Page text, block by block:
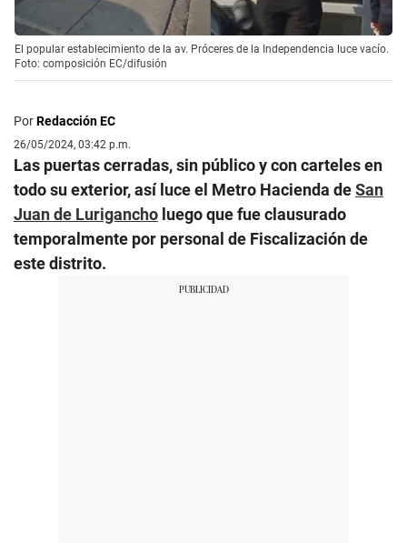
El popular establecimiento de la av. Próceres de la Independencia luce vacío.
Foto: composición EC/difusión
PorRedacción EC
26/05/2024, 03:42 p.m.
Las puertas cerradas, sin público y con carteles en
todo su exterior, así luce el Metro Hacienda deSan
Juan de Lurigancho luego que fue clausurado
temporalmente por personal de Fiscalización de
este distrito.